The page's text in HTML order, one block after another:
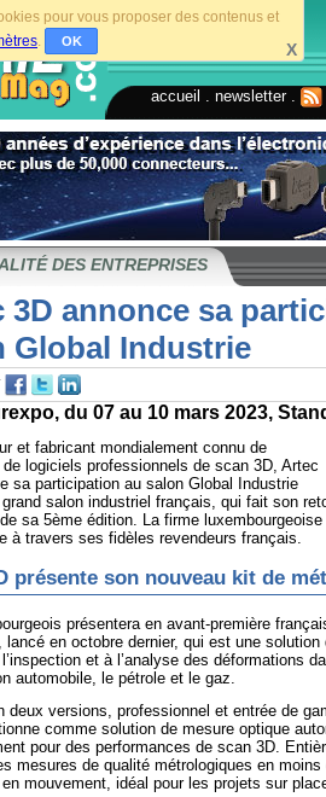
pour vous proposer des contenus et
. OK X
accueil newsletter.
DES ENTREPRISES
3D annonce sa
Global Industrie
du 07 au 10 mars 2023,
et fabricant mondialement connu de
logiciels professionnels de scan 3D, Artec
sa participation au salon Global Industrie
salon industriel français, qui fait son
de sa 5ème édition. La firme
à travers ses fidèles revendeurs français.
présente son nouveau kit de
présentera en avant-première
lancé en octobre dernier, qui est une
et à l’analyse des déformations
automobile, le pétrole et le gaz.
deux versions, professionnel et entrée de
comme solution de mesure optique
pour des performances de scan 3D.
mesures de qualité métrologiques en
mouvement, idéal pour les projets sur